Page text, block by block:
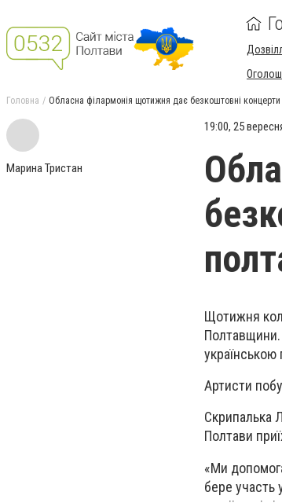
Головна Обласна філармонія щотижня дає безкоштовні концерти
Марина Тристан
19:00, 25
Щотижня
Полтавщини.
Артисти
Скрипалька
Полтави
«Ми
бере участь